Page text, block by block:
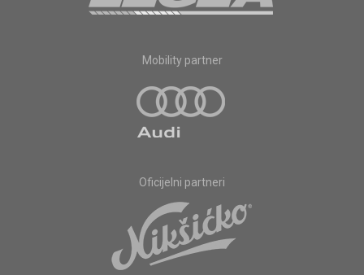
Mobility partner
Oficijelni partneri